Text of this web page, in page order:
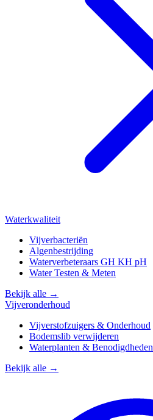
Waterkwaliteit
Vijverbacteriën
Algenbestrijding
Waterverbeteraars GH KH pH
Water Testen & Meten
Bekijk alle →
Vijveronderhoud
Vijverstofzuigers & Onderhoud
Bodemslib verwijderen
Waterplanten & Benodigdheden
Bekijk alle →